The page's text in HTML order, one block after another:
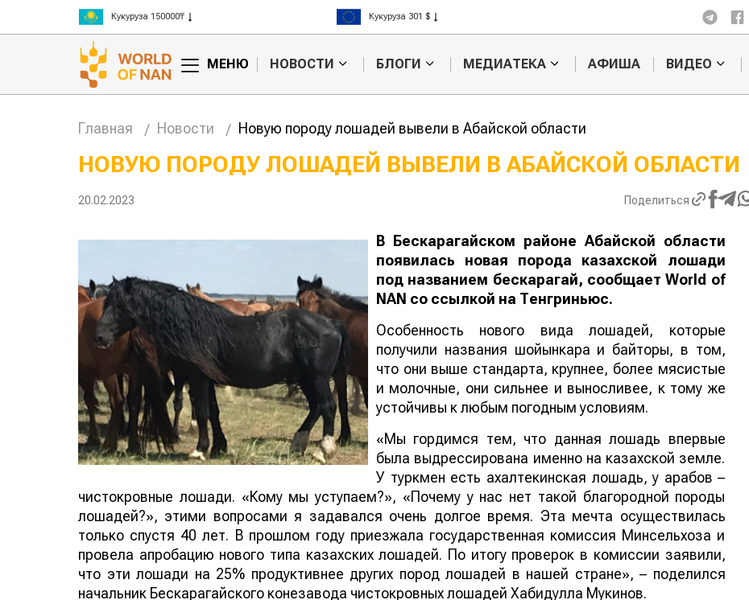
Рис 300000₸
Пшеница 3 класс 125000₸
Рис 408 $
Пшеница 423 $
МЕНЮ НОВОСТИ БЛОГИ МЕДИАТЕКА АФИША ВИДЕО
Главная Новости Новую породу лошадей вывели в Абайской области
НОВУЮ ПОРОДУ ЛОШАДЕЙ ВЫВЕЛИ В АБАЙСКОЙ ОБЛАСТИ
20.02.2023 Поделиться
В Бескарагайском районе Абайской области
появилась новая порода казахской лошади
под названием бескарагай, сообщаетWorld of
NAN со ссылкой на Тенгриньюс.
Особенность нового вида лошадей, которые
получили названия шойынкара и байторы, в том,
что они выше стандарта, крупнее, более мясистые
и молочные, они сильнее и выносливее, к тому же
устойчивы к любым погодным условиям.
«Мы гордимся тем, что данная лошадь впервые
была выдрессирована именно на казахской земле.
У туркмен есть ахалтекинская лошадь, у арабов –
чистокровные лошади. «Кому мы уступаем?», «Почему у нас нет такой благородной породы
лошадей?», этими вопросами я задавался очень долгое время. Эта мечта осуществилась
только спустя 40 лет. В прошлом году приезжала государственная комиссия Минсельхоза и
провела апробацию нового типа казахских лошадей. По итогу проверок в комиссии заявили,
что эти лошади на 25% продуктивнее других пород лошадей в нашей стране», – поделился
начальник Бескарагайского конезавода чистокровных лошадей Хабидулла Мукинов.
Ученые нашли
способ повысить
мясного скота